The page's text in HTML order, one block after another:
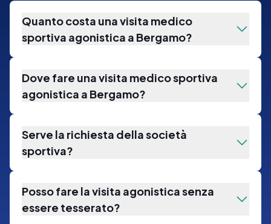
Quanto costa una visita medico
sportiva agonistica a Bergamo?
Dove fare una visita medico sportiva
agonistica a Bergamo?
Serve la richiesta della società
sportiva?
Posso fare la visita agonistica senza
essere tesserato?